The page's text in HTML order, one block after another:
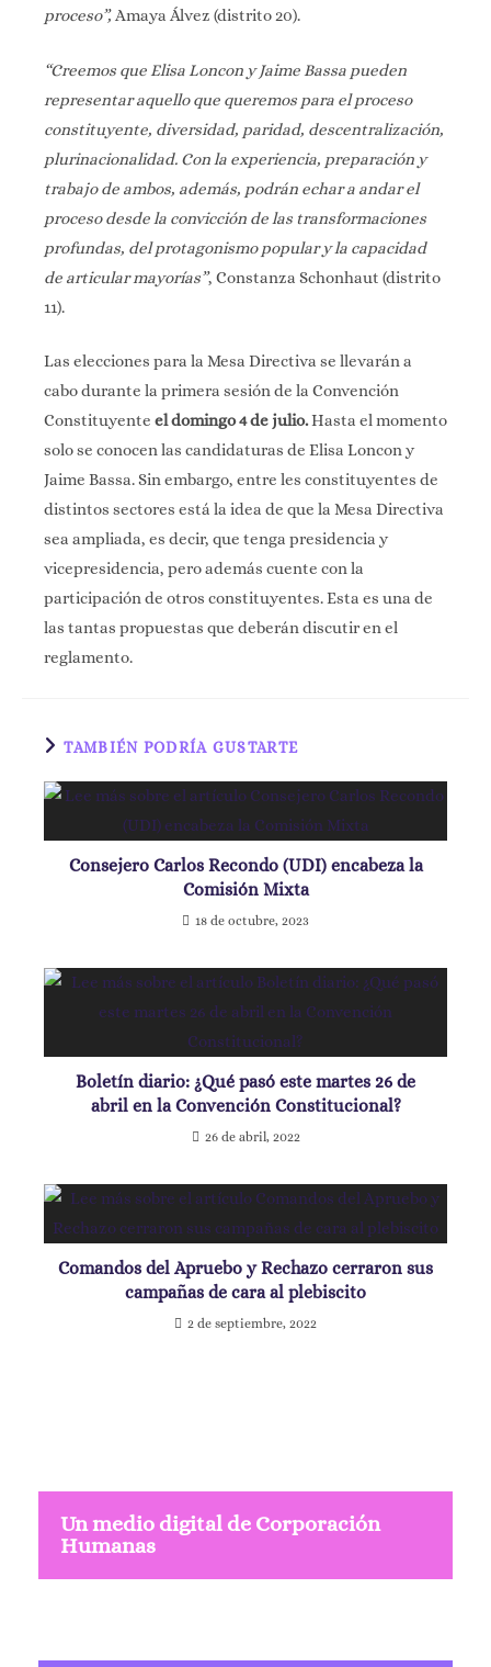
proceso”,Amaya Álvez (distrito 20).
“Creemos que Elisa Loncon y Jaime Bassa pueden
representar aquello que queremos para el proceso
constituyente, diversidad, paridad, descentralización,
plurinacionalidad. Con la experiencia, preparación y
trabajo de ambos, además, podrán echar a andar el
proceso desde la convicción de las transformaciones
profundas, del protagonismo popular y la capacidad
de articular mayorías”, Constanza Schonhaut (distrito
11).
Las elecciones para la Mesa Directiva se llevarán a
cabo durante la primera sesión de la Convención
Constituyente el domingo 4 de julio.Hasta el momento
solo se conocen las candidaturas de Elisa Loncon y
Jaime Bassa. Sin embargo, entre les constituyentes de
distintos sectores está la idea de que la Mesa Directiva
sea ampliada, es decir, que tenga presidencia y
vicepresidencia, pero además cuente con la
participación de otros constituyentes. Esta es una de
las tantas propuestas que deberán discutir en el
reglamento.
TAMBIÉN PODRÍA GUSTARTE
Consejero Carlos Recondo (UDI) encabeza la
Comisión Mixta
18 de octubre, 2023
Boletín diario: ¿Qué pasó este martes 26 de
abril en la Convención Constitucional?
26 de abril, 2022
Comandos del Apruebo y Rechazo cerraron sus
campañas de cara al plebiscito
2 de septiembre, 2022
Un medio digital de Corporación
Humanas